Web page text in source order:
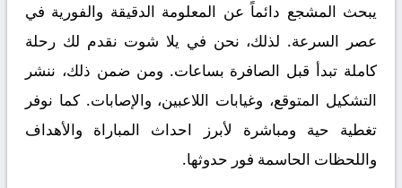
يبحث المشجع دائماً عن المعلومة الدقيقة والفورية في
عصر السرعة. لذلك، نحن في يلا شوت نقدم لك رحلة
كاملة تبدأ قبل الصافرة بساعات. ومن ضمن ذلك، ننشر
التشكيل المتوقع، وغيابات اللاعبين، والإصابات. كما نوفر
تغطية حية ومباشرة لأبرز احداث المباراة والأهداف
واللحظات الحاسمة فور حدوثها.